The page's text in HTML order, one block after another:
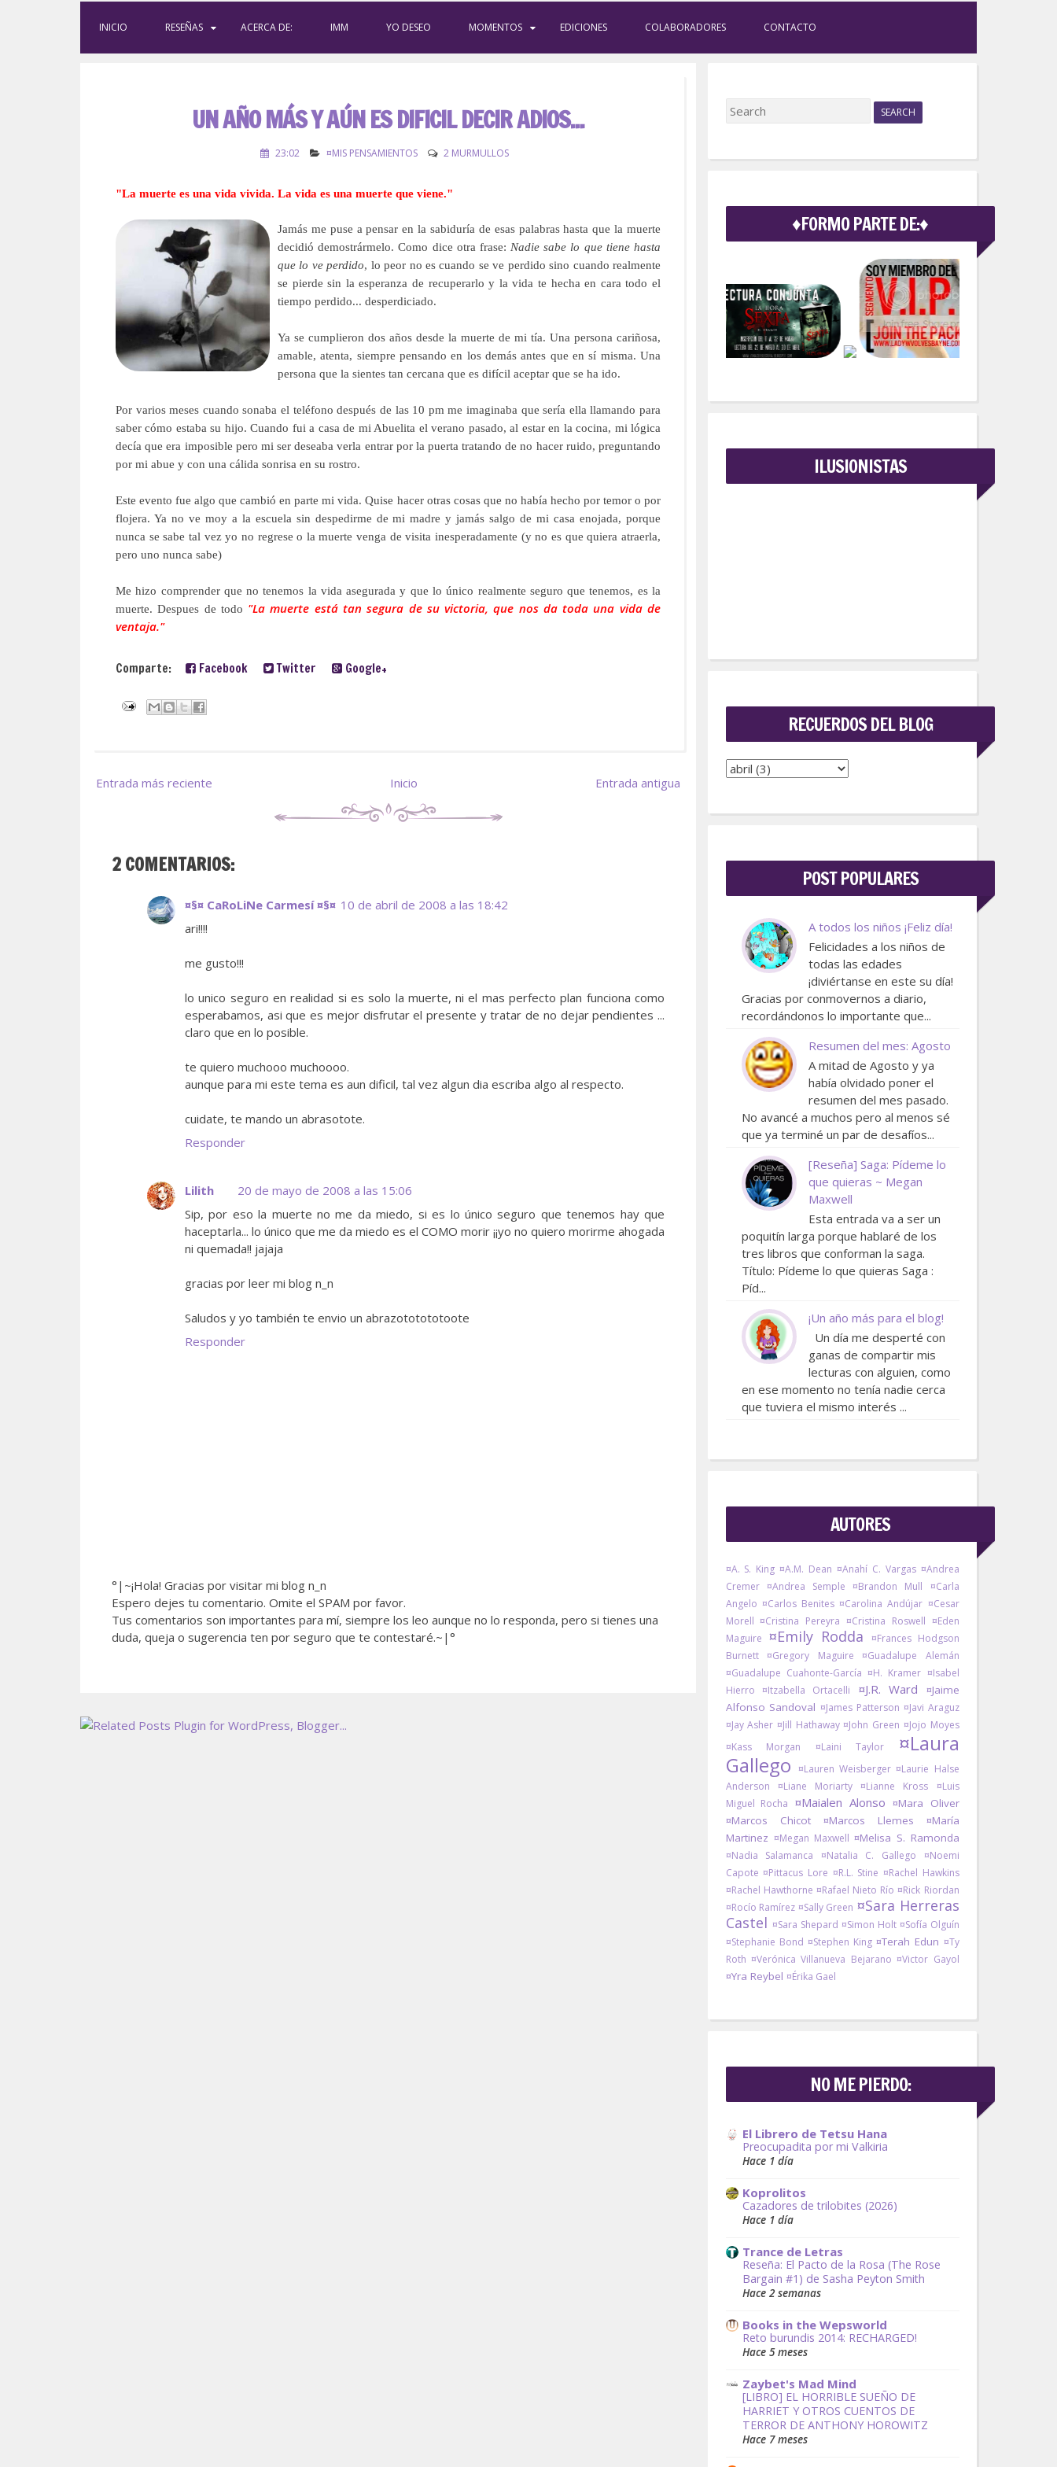
INICIO RESEÑAS ACERCA DE: IMM YO DESEO MOMENTOS EDICIONES COLABORADORES CONTACTO
UN AÑO MÁS Y AÚN ES DIFICIL DECIR ADIOS...
23:02 ¤MIS PENSAMIENTOS 2 MURMULLOS
"La muerte es una vida vivida. La vida es una muerte que viene."
Jamás me puse a pensar en la sabiduría de esas palabras hasta que la muerte
decidió demostrármelo. Como dice otra frase: Nadie sabe lo que tiene hasta
que lo ve perdido, lo peor no es cuando se ve perdido sino cuando realmente
se pierde sin la esperanza de recuperarlo y la vida te hecha en cara todo el
tiempo perdido... desperdiciado.
Ya se cumplieron dos años desde la muerte de mi tía. Una persona cariñosa,
amable, atenta, siempre pensando en los demás antes que en sí misma. Una
persona que la sientes tan cercana que es difícil aceptar que se ha ido.
Por varios meses cuando sonaba el teléfonodespués de las 10 pm me imaginaba que sería ella llamando para
saber cómo estaba su hijo. Cuando fui a casa de mi Abuelita el verano pasado, al estar en la cocina, mi lógica
decía que era imposible pero mi ser deseaba verla entrar por la puerta tratando de no hacer ruido, preguntando
por mi abue y con una cálida sonrisa en su rostro.
Este evento fue algo que cambió en parte mi vida.Quise hacer otras cosas que no había hecho por temor o por
flojera. Ya no ve moy a la escuela sin despedirme de mi madre y jamás salgo de mi casa enojada, porque
nunca se sabe tal vez yo no regrese o la muerte venga de visita inesperadamente (y no es que quiera atraerla,
pero uno nunca sabe)
Me hizo comprender que no tenemos la vida asegurada y que lo único realmente seguro que tenemos, es la
muerte. Despues de todo "La muerte está tan segura de su victoria, que nos da toda una vida de
ventaja."
Comparte: Facebook Twitter Google+
Entrada más reciente Entrada antigua
Inicio
2 COMENTARIOS:
¤§¤ CaRoLiNe Carmesí ¤§¤ 10 de abril de 2008 a las 18:42
ari!!!!
me gusto!!!
lo unico seguro en realidad si es solo la muerte, ni el mas perfecto plan funciona como
esperabamos, asi que es mejor disfrutar el presente y tratar de no dejar pendientes ...
claro que en lo posible.
te quiero muchooo muchoooo.
aunque para mi este tema es aun dificil, tal vez algun dia escriba algo al respecto.
cuidate, te mando un abrasotote.
Responder
Lilith
20 de mayo de 2008 a las 15:06
Sip, por eso la muerte no me da miedo, si es lo único seguro que tenemos hay que
haceptarla... lo único que me da miedo es el COMO morir ¡¡yo no quiero morirme ahogada
ni quemada!! jajaja
gracias por leer mi blog n_n
Saludos y yo también te envio un abrazototototoote
Responder
°|~¡Hola! Gracias por visitar mi blog n_n
Espero dejes tu comentario. Omite el SPAM por favor.
Tus comentarios son importantes para mí, siempre los leo aunque no lo responda, pero si tienes una
duda, queja o sugerencia ten por seguro que te contestaré.~|°
S
e
r
f
r
♦FORMO PARTE DE:♦
ILUSIONISTAS
RECUERDOS DEL BLOG
POST POPULARES
A todos los niños ¡Feliz día!
Felicidades a los niños de
todas las edades
¡diviértanse en este su día!
Gracias por conmovernos a diario,
recordándonos lo importante que...
Resumen del mes: Agosto
A mitad de Agosto y ya
había olvidado poner el
resumen del mes pasado.
No avancé a muchos pero al menos sé
que ya terminé un par de desafíos...
[Reseña] Saga: Pídeme lo
que quieras ~ Megan
Maxwell
Esta entrada va a ser un
poquitín larga porque hablaré de los
tres libros que conforman la saga.
Título: Pídeme lo que quieras Saga :
Píd...
¡Un año más para el blog!
Un día me desperté con
ganas de compartir mis
lecturas con alguien, como
en ese momento no tenía nadie cerca
que tuviera el mismo interés ...
AUTORES
¤A. S. King ¤A.M. Dean ¤Anahí C. Vargas ¤Andrea
Cremer
¤Andrea Semple ¤Brandon Mull
¤Carla
Angelo ¤Carlos Benites ¤Carolina Andújar ¤Cesar
Morell ¤Cristina Pereyra ¤Cristina Roswell ¤Eden
Maguire ¤Emily Rodda
¤Frances Hodgson
Burnett
¤Gregory Maguire
¤Guadalupe Alemán
¤Guadalupe Cuahonte-García ¤H. Kramer ¤Isabel
Hierro
¤Itzabella Ortacelli ¤J.R. Ward
¤Jaime
Alfonso Sandoval ¤James Patterson ¤Javi Araguz
¤Jay Asher ¤Jill Hathaway ¤John Green ¤Jojo Moyes
¤Kass Morgan
¤Laini Taylor
¤Laura
Gallego
¤Lauren Weisberger ¤Laurie Halse
Anderson
¤Liane Moriarty ¤Lianne Kross
¤Luis
Miguel Rocha ¤Maialen Alonso ¤Mara Oliver
¤Marcos Chicot
¤Marcos Llemes
¤María
Martinez ¤Megan Maxwell ¤Melisa S. Ramonda
¤Nadia Salamanca ¤Natalia C. Gallego
¤Noemi
Capote ¤Pittacus Lore ¤R.L. Stine ¤Rachel Hawkins
¤Rachel Hawthorne ¤Rafael Nieto Río ¤Rick Riordan
¤Rocío Ramírez ¤Sally Green ¤Sara Herreras
Castel ¤Sara Shepard ¤Simon Holt ¤Sofía Olguín
¤Stephanie Bond ¤Stephen King ¤Terah Edun ¤Ty
Roth ¤Verónica Villanueva Bejarano ¤Victor Gayol
¤Yra Reybel ¤Érika Gael
NO ME PIERDO:
El Librero de Tetsu Hana
Preocupadita por mi Valkiria
Hace 1 día
Koprolitos
Cazadores de trilobites (2026)
Hace 1 día
Trance de Letras
Reseña: El Pacto de la Rosa (The Rose
Bargain #1) de Sasha Peyton Smith
Hace 2 semanas
Books in the Wepsworld
Reto burundis 2014: RECHARGED!
Hace 5 meses
Zaybet's Mad Mind
[LIBRO] EL HORRIBLE SUEÑO DE
HARRIET Y OTROS CUENTOS DE
TERROR DE ANTHONY HOROWITZ
Hace 7 meses